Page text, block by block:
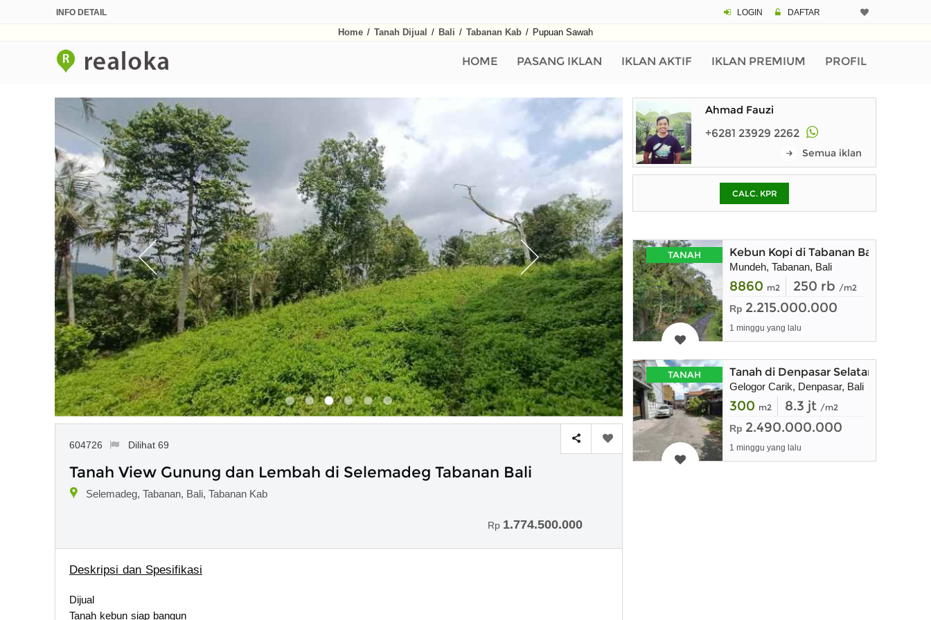
INFO DETAIL LOGIN DAFTAR
Home / Tanah Dijual / Bali / Tabanan Kab / Pupuan Sawah
HOME PASANG IKLAN IKLAN AKTIF IKLAN PREMIUM PROFIL
604726 Dilihat 69
Tanah View Gunung dan Lembah di Selemadeg Tabanan Bali
Selemadeg, Tabanan, Bali, Tabanan Kab
Rp 1.774.500.000
Deskripsi dan Spesifikasi
Dijual
Tanah kebun siap bangun
Pinjaman (PIN)
pada kotak-
Ahmad Fauzi
+6281 23929 2262
Semua iklan
CALC. KPR
TANAH Kebun Kopi di Tabanan Bali hanya
Mundeh, Tabanan, Bali
8860 m2 250 rb /m2
Rp 2.215.000.000
1 minggu yang lalu
TANAH Tanah di Denpasar Selatan dekat
Gelogor Carik, Denpasar, Bali
300 m2 8.3 jt /m2
Rp 2.490.000.000
1 minggu yang lalu